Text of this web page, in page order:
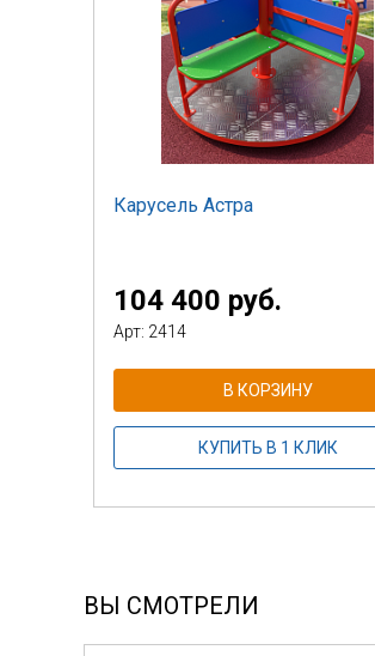
Карусель Астра
104 400 руб.
Арт: 2414
В КОРЗИНУ
КУПИТЬ В 1 КЛИК
ВЫ СМОТРЕЛИ